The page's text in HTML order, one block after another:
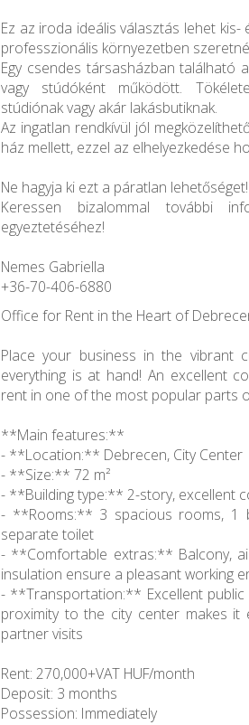
Ez az iroda ideális választás lehet
professzionális környezetben
Egy csendes társasházban található
vagy stúdóként működött.
stúdiónak vagy akár lakásbutiknak.
Az ingatlan rendkívül jól
ház mellett, ezzel az elhelyezkedése
Ne hagyja ki ezt a páratlan lehetőséget!
Keressen bizalommal további
egyeztetéséhez!
Nemes Gabriella
+36-70-406-6880
Office for Rent in the Heart of
Place your business in the vibrant
everything is at hand! An excellent
rent in one of the most popular parts
**Main features:**
- **Location:** Debrecen, City Center
- **Size:** 72 m²
- **Building type:** 2-story, excellent
- **Rooms:** 3 spacious rooms, 1
separate toilet
- **Comfortable extras:** Balcony,
insulation ensure a pleasant working
- **Transportation:** Excellent
proximity to the city center makes
partner visits
Rent: 270,000+VAT HUF/month
Deposit: 3 months
Possession: Immediately